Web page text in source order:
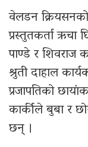
वेलडन क्रियसनको
प्रस्तुतकर्ता ऋचा
पाण्डे र शिवराज
श्रुती दाहाल
प्रजापतिको
कार्कीले बुबा र
छन् ।